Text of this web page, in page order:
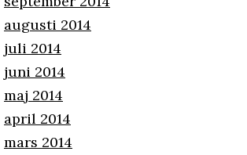
augusti 2014
juli 2014
juni 2014
maj 2014
april 2014
mars 2014